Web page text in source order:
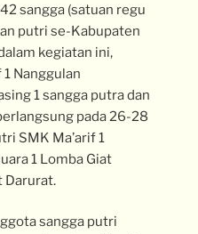
sangga (satuan regu
putri se-Kabupaten
kegiatan ini,
Nanggulan
1 sangga putra dan
pada 26-28
SMK Ma’arif 1
1 Lomba Giat
Darurat.
sangga putri